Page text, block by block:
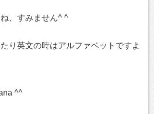
、すみません^ ^
り英文の時はアルファベットですよ
^^